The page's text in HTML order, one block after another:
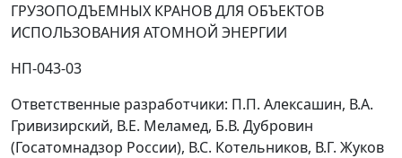
ГРУЗОПОДЪЕМНЫХ КРАНОВ ДЛЯ ОБЪЕКТОВ
ИСПОЛЬЗОВАНИЯ АТОМНОЙ ЭНЕРГИИ
НП-043-03
Ответственные разработчики: П.П. Алексашин, В.А.
Гривизирский, В.Е. Меламед, Б.В. Дубровин
(Госатомнадзор России), В.С. Котельников, В.Г. Жуков